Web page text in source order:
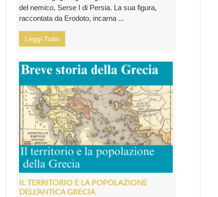
del nemico, Serse I di Persia. La sua figura,
raccontata da Erodoto, incarna ...
Leggi Tutto
IL TERRITORIO E LA POPOLAZIONE
DELL’ANTICA GRECIA